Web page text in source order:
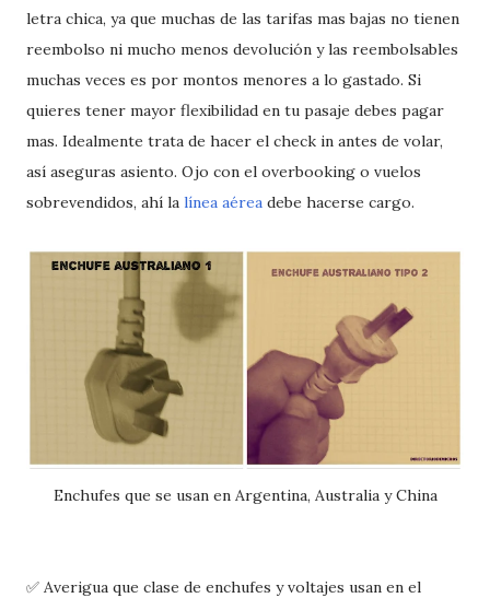
letra chica, ya que muchas de las tarifas mas bajas no tienen
reembolso ni mucho menos devolución y las reembolsables
muchas veces es por montos menores a lo gastado. Si
quieres tener mayor flexibilidad en tu pasaje debes pagar
mas. Idealmente trata de hacer el check in antes de volar,
así aseguras asiento. Ojo con el overbooking o vuelos
sobrevendidos, ahí la línea aérea debe hacerse cargo.
Enchufes que se usan en Argentina, Australia y China
✅ Averigua que clase de enchufes y voltajes usan en el